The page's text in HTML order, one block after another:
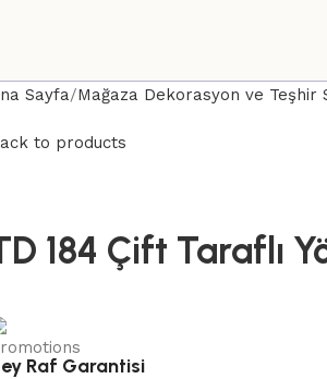
Sayfa Mağaza Dekorasyon ve Teşhir
to products
184 Çift Taraflı
Raf Garantisi